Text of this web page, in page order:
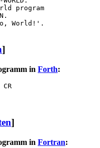
program
World!'.
]
in Forth:
]
in Fortran: